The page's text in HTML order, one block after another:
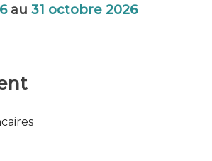
à la free-wifi et possibilité de
camping. A pied, à vélo ou
patrimoine de la ville
son Haras national.
sont les bienvenus au
et à une aire de service
Les plaisanciers en escale
profiter des sanitaires
au31 octobre 2026